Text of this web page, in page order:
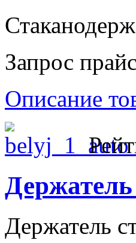
Запрос
Описание
Держатель